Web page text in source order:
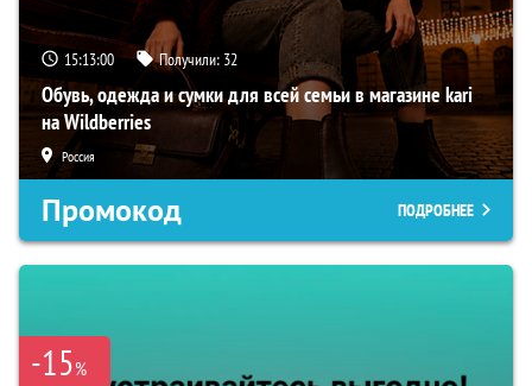
15:12:59 Получили: 32
Обувь, одежда и сумки для всей семьи в магазине kari
на Wildberries
Россия
Промокод ПОДРОБНЕЕ
-15%